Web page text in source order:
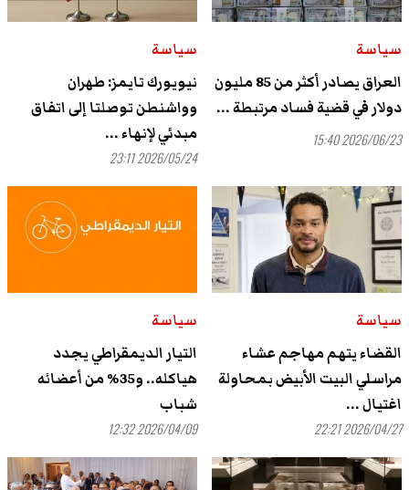
سياسة
العراق يصادر أكثر من 85 مليون
دولار في قضية فساد مرتبطة ...
2026/06/23 15:40
سياسة
نيويورك تايمز: طهران
وواشنطن توصلتا إلى اتفاق
مبدئي لإنهاء ...
2026/05/24 23:11
سياسة
القضاء يتهم مهاجم عشاء
مراسلي البيت الأبيض بمحاولة
اغتيال ...
2026/04/27 22:21
سياسة
التيار الديمقراطي يجدد
هياكله.. و35% من أعضائه
شباب
2026/04/09 12:32